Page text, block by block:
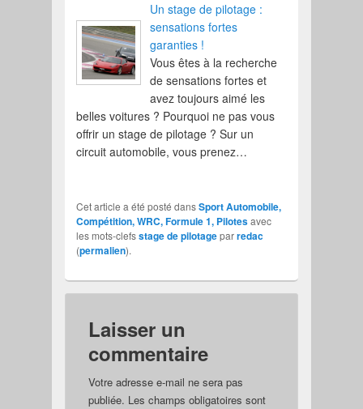
Un stage de pilotage :
sensations fortes
garanties !
Vous êtes à la recherche
de sensations fortes et
avez toujours aimé les
belles voitures ? Pourquoi ne pas vous
offrir un stage de pilotage ? Sur un
circuit automobile, vous prenez…
Cet article a été posté dansSport Automobile,
Compétition, WRC, Formule 1, Pilotesavec
les mots-clefsstage de pilotageparredac
(permalien).
Laisser un
commentaire
Votre adresse e-mail ne sera pas
publiée. Les champs obligatoires sont